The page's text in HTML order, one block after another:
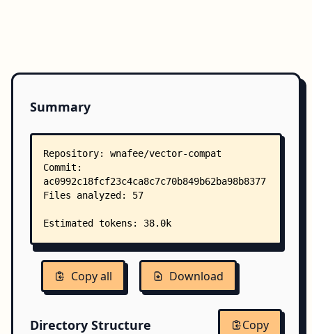
Summary
Copy all Download
Directory Structure Copy